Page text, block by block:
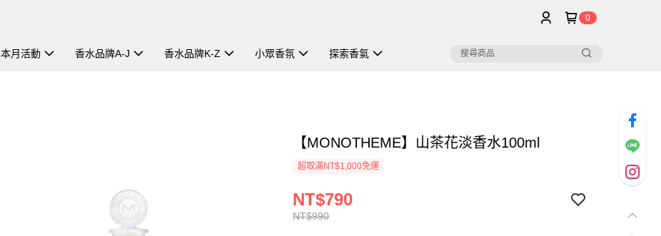
0
本月活動 香水品牌A-J 香水品牌K-Z 小眾香氛 探索香氣
【MONOTHEME】山茶花淡香水100ml
超取滿NT$1,000免運
NT$990
NT$790